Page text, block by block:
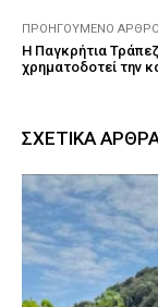
ΠΡΟΗΓΟΎΜΕΝΟ ΆΡΘΡΟ
Η Παγκρήτια
χρηματοδοτεί την
ΣΧΕΤΙΚΑ